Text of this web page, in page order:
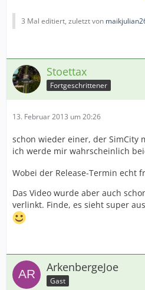
3 Mal editiert, zuletzt von
Stoettax
Fortgeschrittener
13. Februar 2013 um 20:26
schon wieder einer, der SimCity
ich werde mir wahrscheinlich
Wobei der Release-Termin echt
Das Video wurde aber auch
verlinkt. Finde, es sieht super
ArkenbergeJoe
Gast